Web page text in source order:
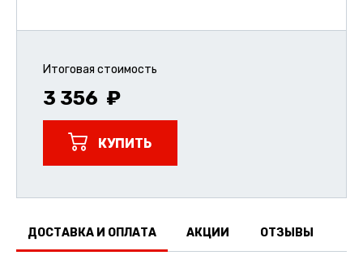
Итоговая стоимость
3 356
КУПИТЬ
ДОСТАВКА И ОПЛАТА АКЦИИ ОТЗЫВЫ